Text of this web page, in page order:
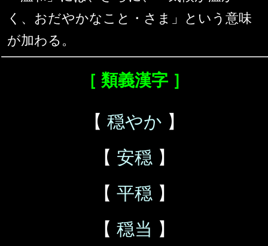
く、おだやかなこと・さま」という意味
が加わる。
［ 類義漢字 ］
【 穏やか 】
【 安穏 】
【 平穏 】
【 穏当 】